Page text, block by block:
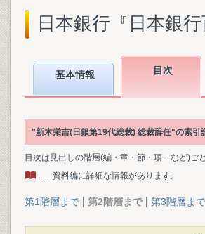
日本銀行『日本銀
基本情報 目次
"新木栄吉(日銀第19代総裁) 総裁辞任"の索引
目次は見出しの階層(編・章・節・項…など)ご
… 資料編に詳細な情報があります。
第1階層まで 第2階層まで 第3階層まで